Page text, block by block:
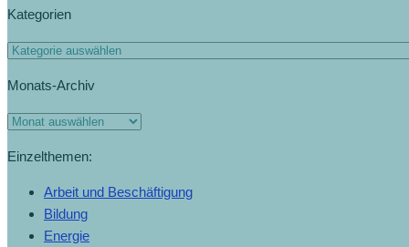
Kategorien
Monats-Archiv
Einzelthemen:
Arbeit und Beschäftigung
Bildung
Energie